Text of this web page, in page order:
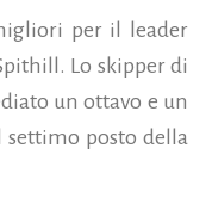
per il leader
Lo skipper di
un ottavo e un
posto della